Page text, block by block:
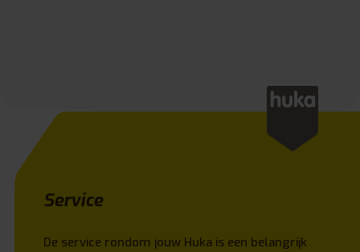
Service
De service rondom jouw Huka is een belangrijk